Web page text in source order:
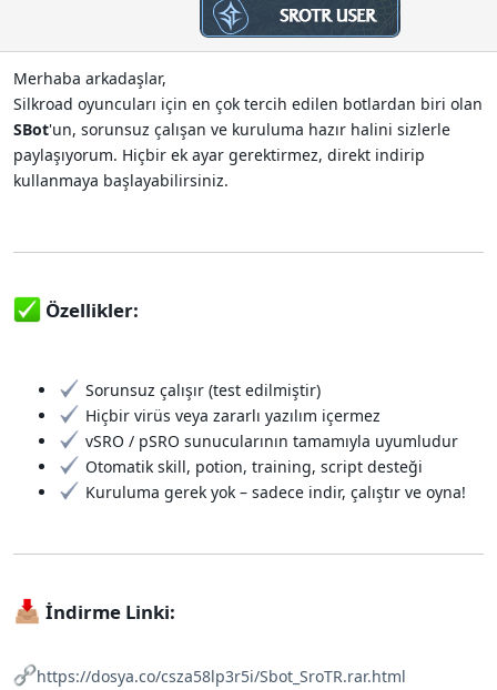
Merhaba arkadaşlar,
Silkroad oyuncuları için en çok tercih edilen botlardan biri olan
SBot'un, sorunsuz çalışan ve kuruluma hazır halini sizlerle
paylaşıyorum. Hiçbir ek ayar gerektirmez, direkt indirip
kullanmaya başlayabilirsiniz.
Özellikler:​
Sorunsuz çalışır (test edilmiştir)
Hiçbir virüs veya zararlı yazılım içermez
vSRO / pSRO sunucularının tamamıyla uyumludur
Otomatik skill, potion, training, script desteği
Kuruluma gerek yok – sadece indir, çalıştır ve oyna!
İndirme Linki:​
https://dosya.co/csza58lp3r5i/Sbot_SroTR.rar.html